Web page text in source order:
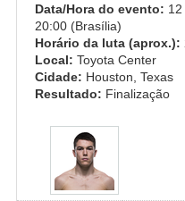
Data/Hora do evento:
20:00 (Brasília)
Horário da luta (aprox.):
Local: Toyota Center
Cidade: Houston, Texas
Resultado: Finalização